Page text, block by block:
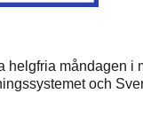
helgfria måndagen i
och